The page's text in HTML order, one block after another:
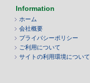
Information
ホーム
会社概要
プライバシーポリシー
ご利用について
サイトの利用環境について